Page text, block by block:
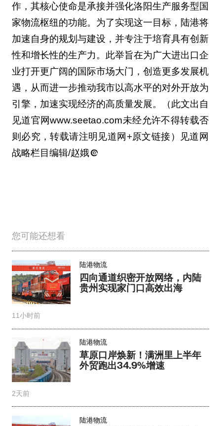
作，其核心使命是承接并强化洛阳生产服务型国
家物流枢纽的功能。为了实现这一目标，陆港将
加速自身的规划与建设，并专注于培育具有创新
性和增长性的生产力。此举旨在为广大进出口企
业打开更广阔的国际市场大门，创造更多发展机
遇，从而进一步推动我市以高水平的对外开放为
引擎，加速实现经济的高质量发展。（此文出自
见道官网www.seetao.com未经允许不得转载否
则必究，转载请注明见道网+原文链接）见道网
战略栏目编辑/赵娥
您可能还想看
陆港物流
四向通道织密开放网络，内陆
贵州实现家门口高效出海
11小时前
陆港物流
草原口岸焕新！满洲里上半年
外贸跑出34.9%增速
2天前
陆港物流